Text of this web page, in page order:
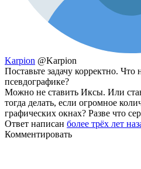
Karpion @Karpion
Поставьте задачу корректно. Что
псевдографике?
Можно не ставить Иксы. Или
тогда делать, если огромное
графических окнах? Разве что
Ответ написан более трёх лет
Комментировать